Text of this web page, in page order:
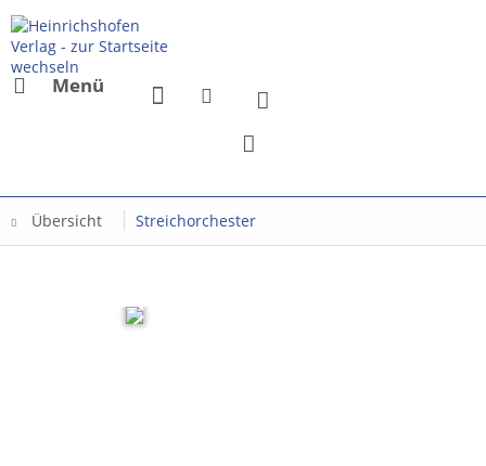
Menü
Übersicht Streichorchester